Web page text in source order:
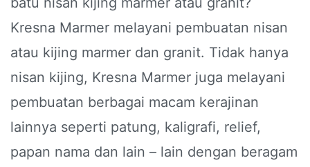
Kresna Marmer melayani pembuatan nisan
atau kijing marmer dan granit. Tidak hanya
nisan kijing, Kresna Marmer juga melayani
pembuatan berbagai macam kerajinan
lainnya seperti patung, kaligrafi, relief,
papan nama dan lain – lain dengan beragam